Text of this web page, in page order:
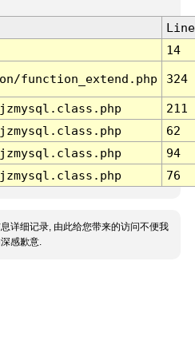
Line
14
function_extend.php 324
211
62
94
76
详细记录, 由此给您带来的访问不便我
感歉意.